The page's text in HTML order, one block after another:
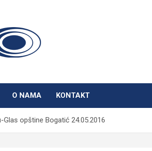
O NAMA KONTAKT
opštine Bogatić 24.05.2016